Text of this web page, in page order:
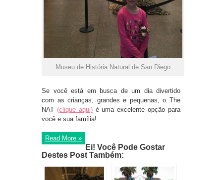
Museu de História Natural de San Diego
Se você está em busca de um dia divertido
com as crianças, grandes e pequenas, o The
NAT (clique aqui)é uma excelente opção para
você e sua família!
Read More »
Ei! Você Pode Gostar
Destes Post Também: